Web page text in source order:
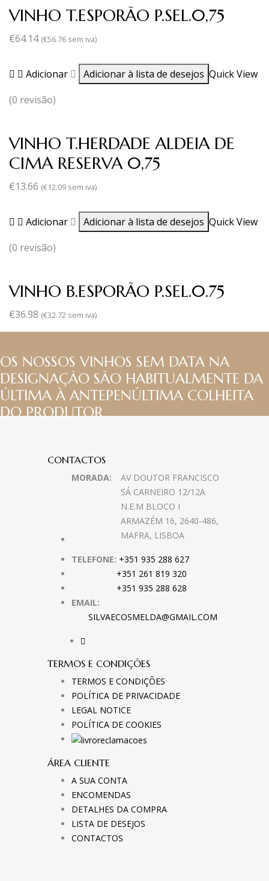
VINHO T.ESPORÃO P.SEL.0,75
€64.14 (€56.76 sem iva)
Adicionar Adicionar à lista de desejos Quick View
(0 revisão)
VINHO T.HERDADE ALDEIA DE
CIMA RESERVA 0,75
€13.66 (€12.09 sem iva)
Adicionar Adicionar à lista de desejos Quick View
(0 revisão)
VINHO B.ESPORÃO P.SEL.0.75
€36.98 (€32.72 sem iva)
OS NOSSOS VINHOS SEM DATA NA
DESIGNAÇÃO SÃO HABITUALMENTE DA
ÚLTIMA À ANTEPENÚLTIMA COLHEITA
DO PRODUTOR
CONTACTOS
MORADA:
AV DOUTOR FRANCISCO
SÁ CARNEIRO 12/12A
N.E.M BLOCO I
ARMAZÉM 16, 2640-486,
MAFRA, LISBOA
TELEFONE: +351 935 288 627
+351 261 819 320
+351 935 288 628
EMAIL:
SILVAECOSMELDA@GMAIL.COM
TERMOS E CONDIÇÕES
TERMOS E CONDIÇÕES
POLÍTICA DE PRIVACIDADE
LEGAL NOTICE
POLÍTICA DE COOKIES
ÁREA CLIENTE
A SUA CONTA
ENCOMENDAS
DETALHES DA COMPRA
LISTA DE DESEJOS
CONTACTOS